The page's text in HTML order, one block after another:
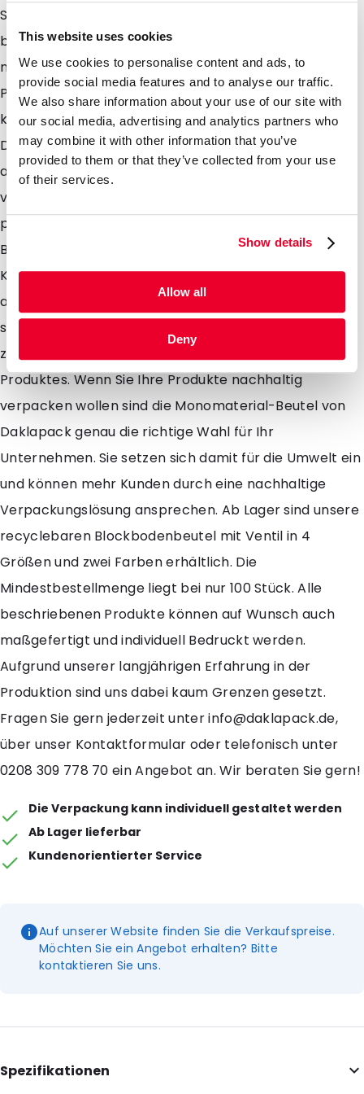
This website uses cookies
We use cookies to personalise content and ads, to
provide social media features and to analyse our traffic.
We also share information about your use of our site with
our social media, advertising and analytics partners who
may combine it with other information that you’ve
provided to them or that they’ve collected from your use
of their services.
Show details
Allow all
Deny
Sauerstoff und Feuchtigkeit geschützt. Die Barriere
beeinträchtigt die Recycelfähigkeit der Beutel aber
nicht, womit diese nach dem Gebrauch über den
Plastikmüll entsorgt und zu 100 % recycelt werden
können. Die Beutel sind dank dem integrierten
Druckverschluss wiederverschließbar. Sie können
auch mit einem herkömmlichen Heißsiegelgerät
verschweißt und vom Verbraucher dank der
praktischen Aufreißkerbe leicht geöffnet werden. Die
Beutel eignen sich primär für die Verpackung von
Kaffeebohnen, können aber auch für andere
ausgasende Produkte verwendet werden. Die Beutel
sind lebensmittelsicher und bieten aufgrund der
zusätzlichen Barriere eine längere Haltbarkeit ihres
Produktes. Wenn Sie Ihre Produkte nachhaltig
verpacken wollen sind die Monomaterial-Beutel von
Daklapack genau die richtige Wahl für Ihr
Unternehmen. Sie setzen sich damit für die Umwelt ein
und können mehr Kunden durch eine nachhaltige
Verpackungslösung ansprechen. Ab Lager sind unsere
recyclebaren Blockbodenbeutel mit Ventil in 4
Größen und zwei Farben erhältlich. Die
Mindestbestellmenge liegt bei nur 100 Stück. Alle
beschriebenen Produkte können auf Wunsch auch
maßgefertigt und individuell Bedruckt werden.
Aufgrund unserer langjährigen Erfahrung in der
Produktion sind uns dabei kaum Grenzen gesetzt.
Fragen Sie gern jederzeit unter info@daklapack.de,
über unser Kontaktformular oder telefonisch unter
0208 309 778 70 ein Angebot an. Wir beraten Sie gern!
Die Verpackung kann individuell gestaltet werden
Ab Lager lieferbar
Kundenorientierter Service
Auf unserer Website finden Sie die Verkaufspreise.
Möchten Sie ein Angebot erhalten? Bitte
kontaktieren Sie uns.
Spezifikationen